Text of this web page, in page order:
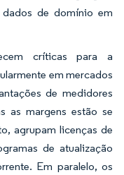
dados de domínio em
críticas para a
em mercados
de medidores
as margens estão se
agrupam licenças de
de atualização
Em paralelo, os